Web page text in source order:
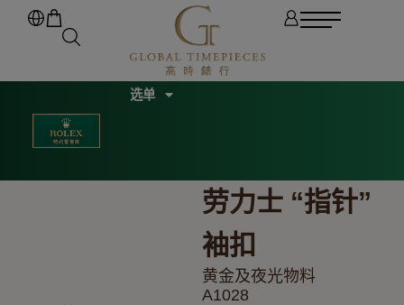
劳力士 “指针”
袖扣
黄金及夜光物料
A1028